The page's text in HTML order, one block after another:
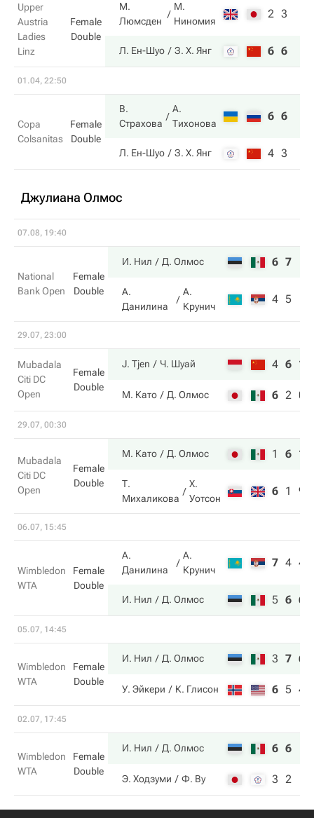
Upper
Austria
Ladies
Linz
Female
Double
М.
Люмсден
М.
Ниномия
2 3
Л. Ен-Шуо З. Х. Янг 6 6
01.04, 22:50
Copa
Colsanitas
Female
Double
В.
Страхова
А.
Тихонова
6 6
Л. Ен-Шуо З. Х. Янг 4 3
Джулиана Олмос
07.08, 19:40
National
Bank Open
Female
Double
И. Нил Д. Олмос 6 7
А.
Данилина
А.
Крунич
4 5
29.07, 23:00
Mubadala
Citi DC
Open
Female
Double
J. Tjen Ч. Шуай 4 6 10
М. Като Д. Олмос 6 2 0
29.07, 00:30
Mubadala
Citi DC
Open
Female
Double
М. Като Д. Олмос 1 6 11
Т.
Михаликова
Х.
Уотсон
6 1 9
06.07, 15:45
Wimbledon
WTA
Female
Double
А.
Данилина
А.
Крунич
7 4 4
И. Нил Д. Олмос 5 6 6
05.07, 14:45
Wimbledon
WTA
Female
Double
И. Нил Д. Олмос 3 7 6
У. Эйкери К. Глисон 6 5 4
02.07, 17:45
Wimbledon
WTA
Female
Double
И. Нил Д. Олмос 6 6
Э. Ходзуми Ф. Ву 3 2